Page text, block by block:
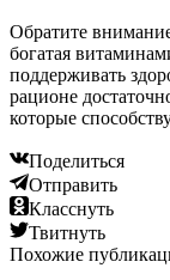
Обратите
богатая
поддерживать
рационе
которые
Поделиться
Отправить
Класснуть
Твитнуть
Похожие